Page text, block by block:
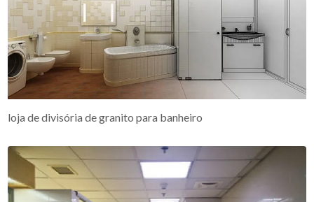
loja de divisória de granito para banheiro